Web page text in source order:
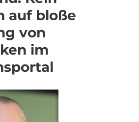
auf bloße
von
im